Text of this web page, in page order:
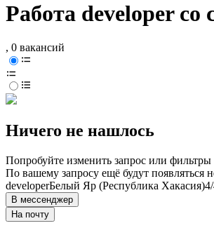
Работа developer
, 0 вакансий
Ничего не нашлось
Попробуйте изменить запрос или фильтры
По вашему запросу ещё будут появляться
developerБелый Яр (Республика Хакасия)
В мессенджер
На почту